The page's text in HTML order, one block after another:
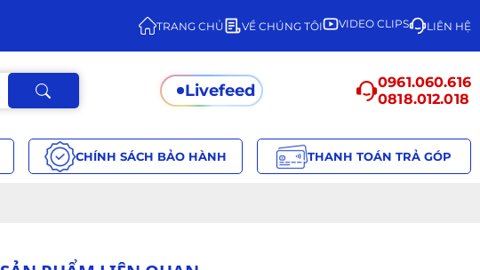
TRANG CHỦ VỀ CHÚNG TÔI VIDEO CLIPS LIÊN HỆ
Livefeed
0961.060.616
0818.012.018
CHÍNH SÁCH BẢO HÀNH THANH TOÁN TRẢ GÓP